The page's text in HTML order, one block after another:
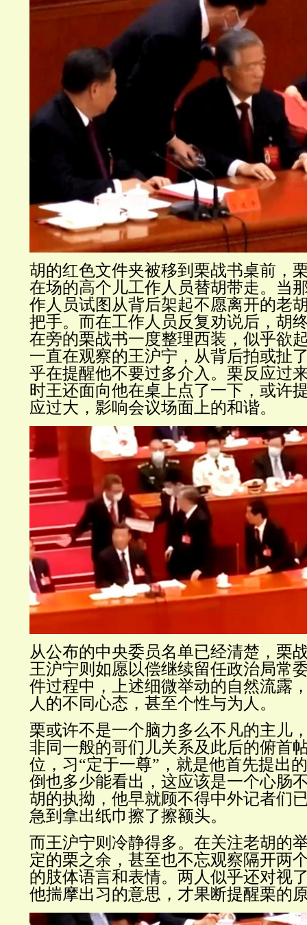
胡的红色文件夹被移到栗战书桌前，
在场的高个儿工作人员替胡带走。当
作人员试图从背后架起不愿离开的老
把手。而在工作人员反复劝说后，胡
在旁的栗战书一度整理西装，似乎欲
一直在观察的王沪宁，从背后拍或扯
乎在提醒他不要过多介入。栗反应过
时王还面向他在桌上点了一下，或许
应过大，影响会议场面上的和谐。
从公布的中央委员名单已经清楚，栗
王沪宁则如愿以偿继续留任政治局常
件过程中，上述细微举动的自然流露
人的不同心态，甚至个性与为人。
栗或许不是一个脑力多么不凡的主儿
非同一般的哥们儿关系及此后的俯首
位，习“定于一尊”，就是他首先提出
倒也多少能看出，这应该是一个心肠
胡的执拗，他早就顾不得中外记者们
急到拿出纸巾擦了擦额头。
而王沪宁则冷静得多。在关注老胡的
定的栗之余，甚至也不忘观察隔开两
的肢体语言和表情。两人似乎还对视
他揣摩出习的意思，才果断提醒栗的